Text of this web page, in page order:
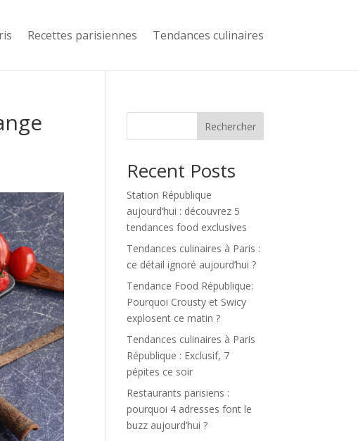
Recettes parisiennes Tendances culinaires
Rechercher
Recent Posts
Station République
aujourd’hui : découvrez 5
tendances food exclusives
Tendances culinaires à Paris :
ce détail ignoré aujourd’hui ?
Tendance Food République:
Pourquoi Crousty et Swicy
explosent ce matin ?
Tendances culinaires à Paris
République : Exclusif, 7
pépites ce soir
Restaurants parisiens :
pourquoi 4 adresses font le
buzz aujourd’hui ?